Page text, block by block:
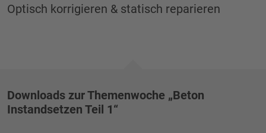
Optisch korrigieren & statisch reparieren
Downloads zur Themenwoche „Beton
Instandsetzen Teil 1“